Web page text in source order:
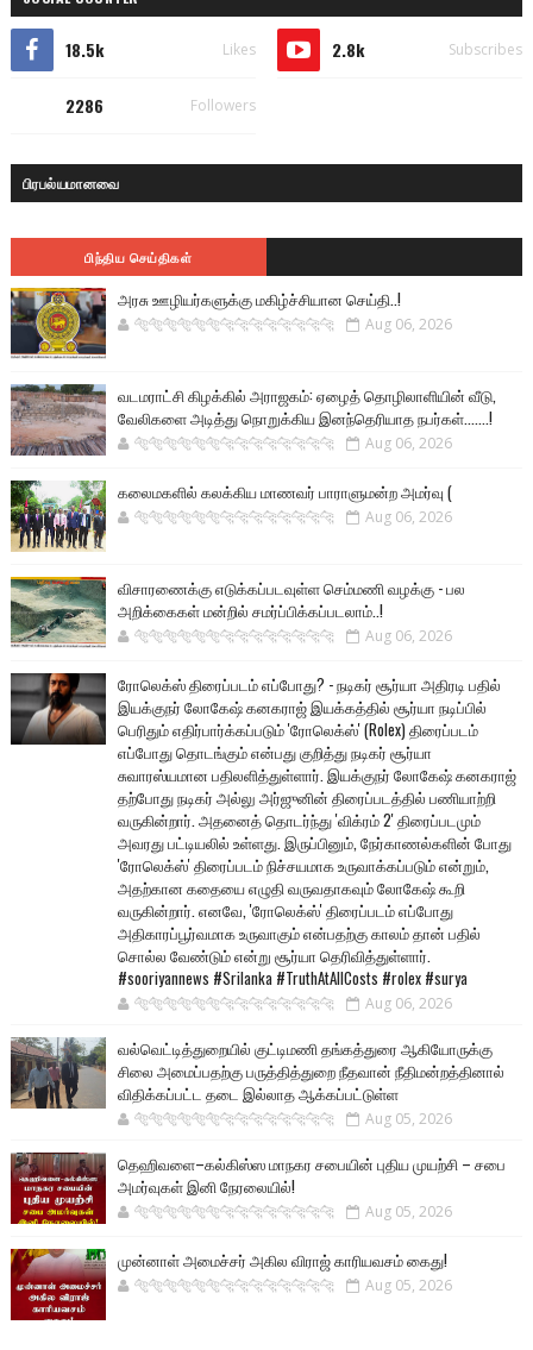
18.5k Likes 2.8k Subscribes
2286 Followers
பிரபல்யமானவை
பிந்திய செய்திகள்
அரசு ஊழியர்களுக்கு மகிழ்ச்சியான செய்தி..!
🐅🐅🐅🐅🐅🐅🐆🐆🐆🐆🐆🐆🐆🐆 Aug 06, 2026
வடமராட்சி கிழக்கில் அராஜகம்: ஏழைத் தொழிலாளியின் வீடு,
வேலிகளை அடித்து நொறுக்கிய இனந்தெரியாத நபர்கள்.......!
🐅🐅🐅🐅🐅🐅🐆🐆🐆🐆🐆🐆🐆🐆 Aug 06, 2026
கலைமகளில் கலக்கிய மாணவர் பாராளுமன்ற அமர்வு (
🐅🐅🐅🐅🐅🐅🐆🐆🐆🐆🐆🐆🐆🐆 Aug 06, 2026
விசாரணைக்கு எடுக்கப்படவுள்ள செம்மணி வழக்கு - பல
அறிக்கைகள் மன்றில் சமர்ப்பிக்கப்படலாம்..!
🐅🐅🐅🐅🐅🐅🐆🐆🐆🐆🐆🐆🐆🐆 Aug 06, 2026
ரோலெக்ஸ் திரைப்படம் எப்போது? - நடிகர் சூர்யா அதிரடி பதில்
இயக்குநர் லோகேஷ் கனகராஜ் இயக்கத்தில் சூர்யா நடிப்பில்
பெரிதும் எதிர்பார்க்கப்படும் 'ரோலெக்ஸ்' (Rolex) திரைப்படம்
எப்போது தொடங்கும் என்பது குறித்து நடிகர் சூர்யா
சுவாரஸ்யமான பதிலளித்துள்ளார். இயக்குநர் லோகேஷ் கனகராஜ்
தற்போது நடிகர் அல்லு அர்ஜுனின் திரைப்படத்தில் பணியாற்றி
வருகின்றார். அதனைத் தொடர்ந்து 'விக்ரம் 2' திரைப்படமும்
அவரது பட்டியலில் உள்ளது. இருப்பினும், நேர்காணல்களின் போது
'ரோலெக்ஸ்' திரைப்படம் நிச்சயமாக உருவாக்கப்படும் என்றும்,
அதற்கான கதையை எழுதி வருவதாகவும் லோகேஷ் கூறி
வருகின்றார். எனவே, 'ரோலெக்ஸ்' திரைப்படம் எப்போது
அதிகாரப்பூர்வமாக உருவாகும் என்பதற்கு காலம் தான் பதில்
சொல்ல வேண்டும் என்று சூர்யா தெரிவித்துள்ளார்.
#sooriyannews #Srilanka #TruthAtAllCosts #rolex #surya
🐅🐅🐅🐅🐅🐅🐆🐆🐆🐆🐆🐆🐆🐆 Aug 06, 2026
வல்வெட்டித்துறையில் குட்டிமணி தங்கத்துரை ஆகியோருக்கு
சிலை அமைப்பதற்கு பருத்தித்துறை நீதவான் நீதிமன்றத்தினால்
விதிக்கப்பட்ட தடை இல்லாத ஆக்கப்பட்டுள்ள
🐅🐅🐅🐅🐅🐅🐆🐆🐆🐆🐆🐆🐆🐆 Aug 05, 2026
தெஹிவளை–கல்கிஸ்ஸ மாநகர சபையின் புதிய முயற்சி – சபை
அமர்வுகள் இனி நேரலையில்!
🐅🐅🐅🐅🐅🐅🐆🐆🐆🐆🐆🐆🐆🐆 Aug 05, 2026
முன்னாள் அமைச்சர் அகில விராஜ் காரியவசம் கைது!
🐅🐅🐅🐅🐅🐅🐆🐆🐆🐆🐆🐆🐆🐆 Aug 05, 2026